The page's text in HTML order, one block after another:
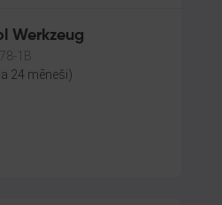
Werkzeug
1B
24 mēneši)